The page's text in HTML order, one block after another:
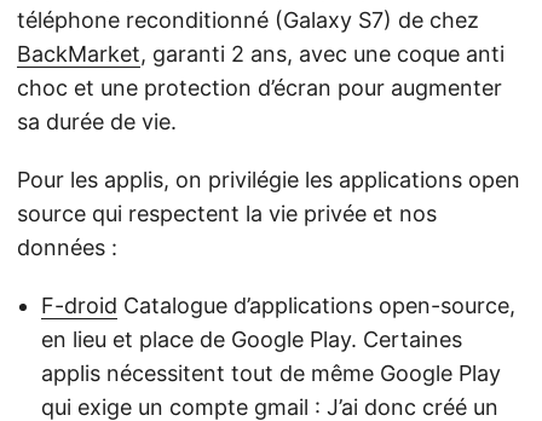
téléphone reconditionné (Galaxy S7) de chez
BackMarket, garanti 2 ans, avec une coque anti
choc et une protection d’écran pour augmenter
sa durée de vie.
Pour les applis, on privilégie les applications open
source qui respectent la vie privée et nos
données :
F-droid Catalogue d’applications open-source,
en lieu et place de Google Play. Certaines
applis nécessitent tout de même Google Play
qui exige un compte gmail : J’ai donc créé un